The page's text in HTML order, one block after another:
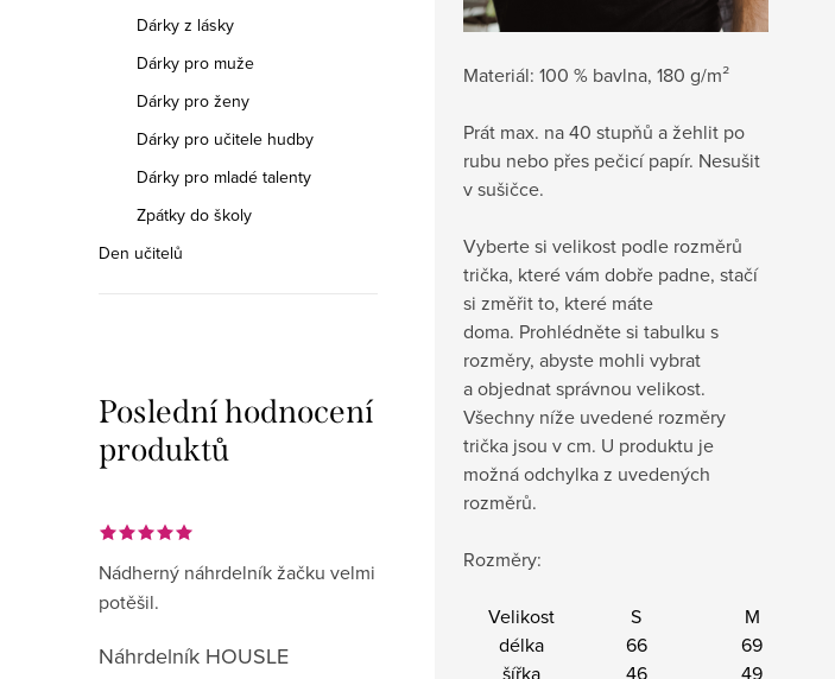
Dárky z lásky
Dárky pro muže
Dárky pro ženy
Dárky pro učitele hudby
Dárky pro mladé talenty
Zpátky do školy
Den učitelů
Poslední hodnocení
produktů
Nádherný náhrdelník žačku velmi
potěšil.
Náhrdelník HOUSLE
Materiál: 100 % bavlna, 180 g/m²
Prát max. na 40 stupňů a žehlit po
rubu nebo přes pečicí papír. Nesušit
v sušičce.
Vyberte si velikost podle rozměrů
trička, které vám dobře padne, stačí
si změřit to, které máte
doma. Prohlédněte si tabulku s
rozměry, abyste mohli vybrat
a objednat správnou velikost.
Všechny níže uvedené rozměry
trička jsou v cm. U produktu je
možná odchylka z uvedených
rozměrů.
Rozměry:
Velikost S M
délka
66 69
šířka
46 49